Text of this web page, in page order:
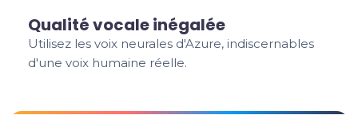
Qualité vocale inégalée
Utilisez les voix neurales d'Azure, indiscernables
d'une voix humaine réelle.